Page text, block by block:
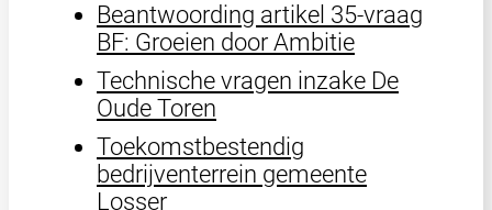
Beantwoording artikel 35-vraag
BF: Groeien door Ambitie
Technische vragen inzake De
Oude Toren
Toekomstbestendig
bedrijventerrein gemeente
Losser